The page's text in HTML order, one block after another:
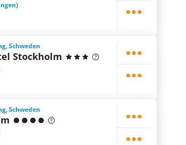
Schweden
Stockholm
Schweden